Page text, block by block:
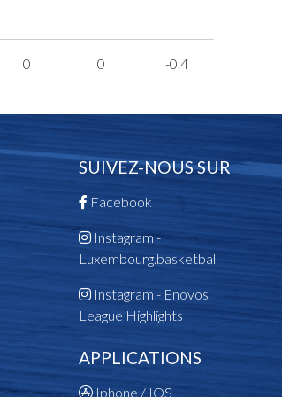
0 0 -0.4
SUIVEZ-NOUS SUR
Facebook
Instagram -
Luxembourg.basketball
Instagram - Enovos
League Highlights
APPLICATIONS
Iphone / IOS